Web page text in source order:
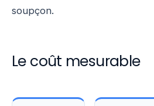
soupçon.
Le coût mesurable